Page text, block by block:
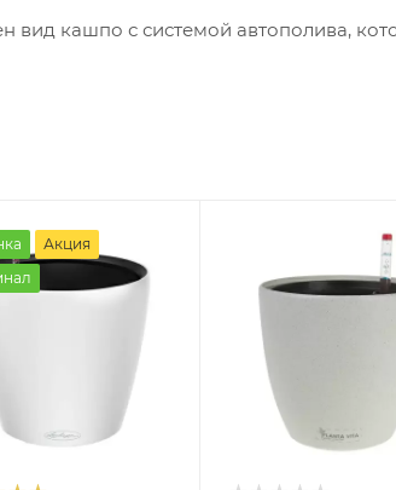
кашпо с системой автополива,
Акция